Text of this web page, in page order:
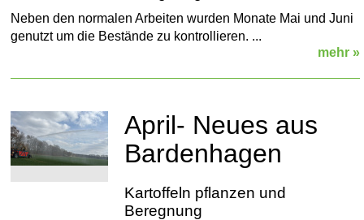
Neben den normalen Arbeiten wurden Monate Mai und Juni
genutzt um die Bestände zu kontrollieren. ...
mehr »
April- Neues aus
Bardenhagen
Kartoffeln pflanzen und
Beregnung